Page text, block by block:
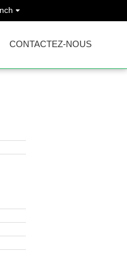
CONTACTEZ-NOUS